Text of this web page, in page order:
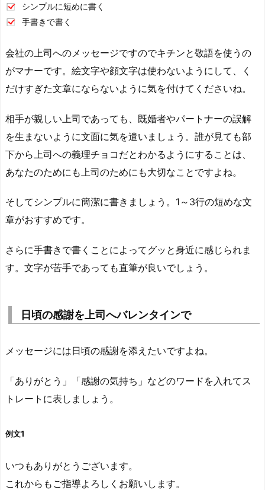
シンプルに短めに書く
手書きで書く
会社の上司へのメッセージですのでキチンと敬語を使うの
がマナーです。絵文字や顔文字は使わないようにして、く
だけすぎた文章にならないように気を付けてくださいね。
相手が親しい上司であっても、既婚者やパートナーの誤解
を生まないように文面に気を遣いましょう。誰が見ても部
下から上司への義理チョコだとわかるようにすることは、
あなたのためにも上司のためにも大切なことですよね。
そしてシンプルに簡潔に書きましょう。1～3行の短めな文
章がおすすめです。
さらに手書きで書くことによってグッと身近に感じられま
す。文字が苦手であっても直筆が良いでしょう。
日頃の感謝を上司へバレンタインで
メッセージには日頃の感謝を添えたいですよね。
「ありがとう」「感謝の気持ち」などのワードを入れてス
トレートに表しましょう。
例文1
いつもありがとうございます。
これからもご指導よろしくお願いします。